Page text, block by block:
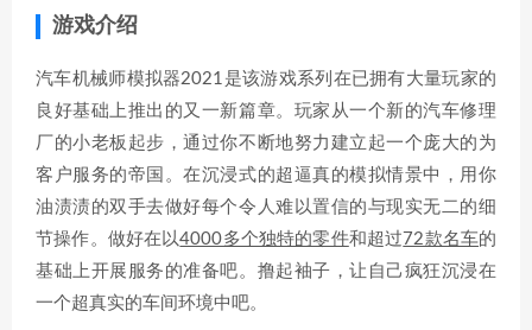
游戏介绍
汽车机械师模拟器2021是该游戏系列在已拥有大量玩家的
良好基础上推出的又一新篇章。玩家从一个新的汽车修理
厂的小老板起步，通过你不断地努力建立起一个庞大的为
客户服务的帝国。在沉浸式的超逼真的模拟情景中，用你
油渍渍的双手去做好每个令人难以置信的与现实无二的细
节操作。做好在以4000多个独特的零件和超过 72款名车的
基础上开展服务的准备吧。撸起袖子，让自己疯狂沉浸在
一个超真实的车间环境中吧。